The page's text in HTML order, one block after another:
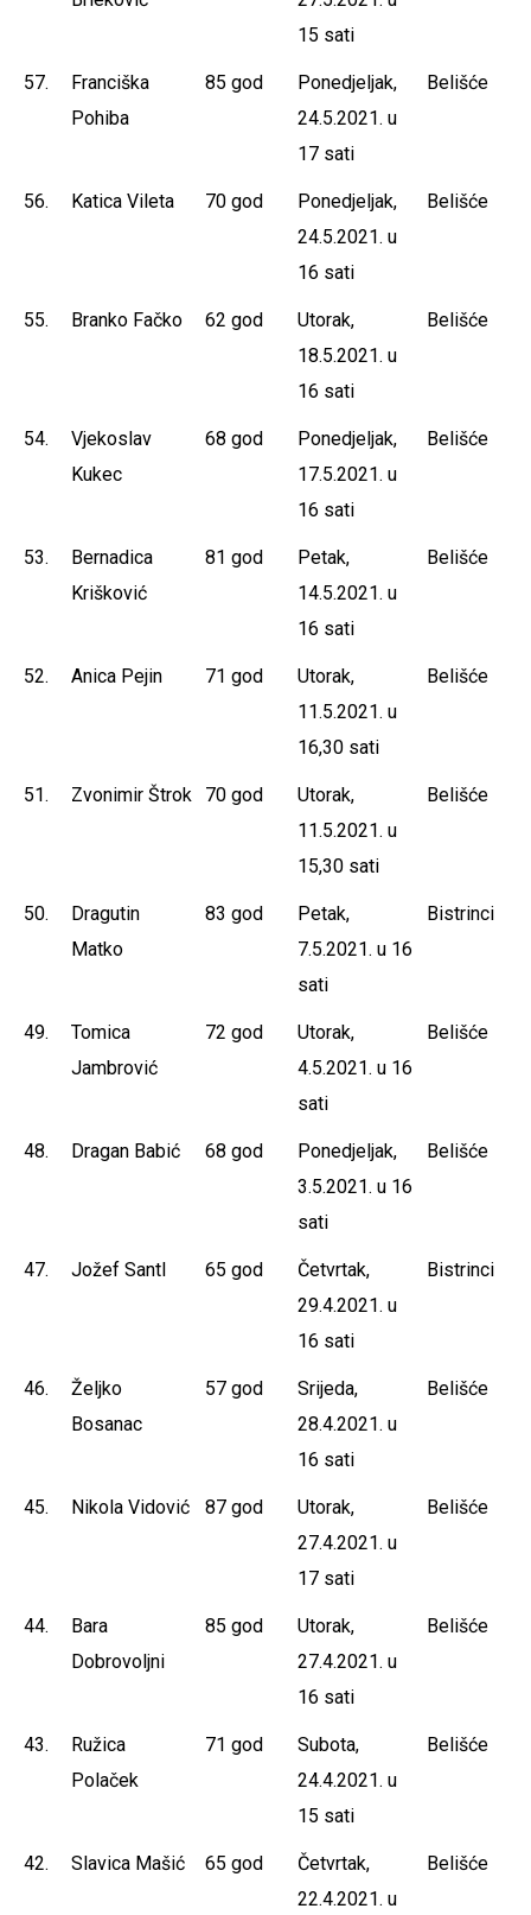
15 sati
57.
Franciška
Pohiba
85 god
Ponedjeljak,
24.5.2021. u
17 sati
Belišće
56. Katica Vileta 70 god
Ponedjeljak,
24.5.2021. u
16 sati
Belišće
55. Branko Fačko 62 god
Utorak,
18.5.2021. u
16 sati
Belišće
54.
Vjekoslav
Kukec
68 god
Ponedjeljak,
17.5.2021. u
16 sati
Belišće
53.
Bernadica
Krišković
81 god
Petak,
14.5.2021. u
16 sati
Belišće
52. Anica Pejin 71 god
Utorak,
11.5.2021. u
16,30 sati
Belišće
51. Zvonimir Štrok 70 god
Utorak,
11.5.2021. u
15,30 sati
Belišće
50.
Dragutin
Matko
83 god
Petak,
7.5.2021. u 16
sati
Bistrinci
49.
Tomica
Jambrović
72 god
Utorak,
4.5.2021. u 16
sati
Belišće
48. Dragan Babić 68 god
Ponedjeljak,
3.5.2021. u 16
sati
Belišće
47. Jožef Santl 65 god
Četvrtak,
29.4.2021. u
16 sati
Bistrinci
46.
Željko
Bosanac
57 god
Srijeda,
28.4.2021. u
16 sati
Belišće
45. Nikola Vidović 87 god
Utorak,
27.4.2021. u
17 sati
Belišće
44.
Bara
Dobrovoljni
85 god
Utorak,
27.4.2021. u
16 sati
Belišće
43.
Ružica
Polaček
71 god
Subota,
24.4.2021. u
15 sati
Belišće
42. Slavica Mašić 65 god
Četvrtak,
22.4.2021. u
Belišće